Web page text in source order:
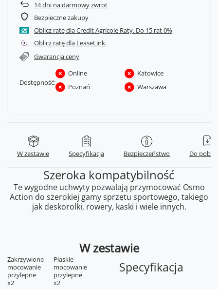
14dni na darmowy zwrot
Bezpieczne zakupy
Oblicz ratę dla Credit Agricole Raty.
Oblicz ratę dla LeaseLink.
Gwarancja ceny
Dostępność:
Online
Katowice
Poznań
Warszawa
W zestawie Specyfikacja Bezpieczeństwo Do
Szeroka kompatybilność
Te wygodne uchwyty pozwalają przymocować Osmo
Action do szerokiej gamy sprzętu sportowego, takiego
jak deskorolki, rowery, kaski i wiele innych.
W zestawie
Zakrzywione
mocowanie
przylepne
x2
Płaskie
mocowanie
przylepne
x2
Specyfikacja